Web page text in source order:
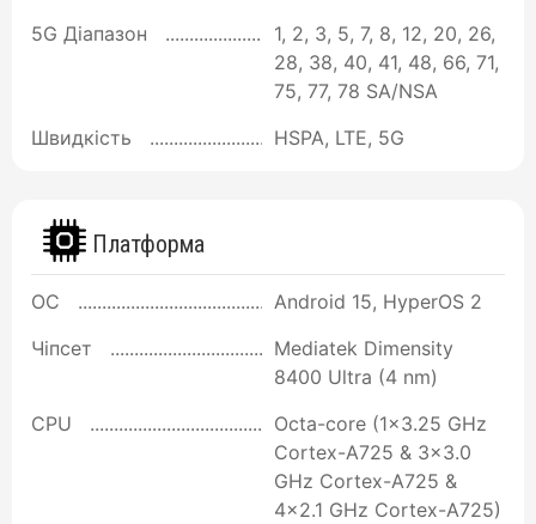
5G Діапазон
1, 2, 3, 5, 7, 8, 12, 20, 26,
28, 38, 40, 41, 48, 66, 71,
75, 77, 78 SA/NSA
Швидкість
HSPA, LTE, 5G
Платформа
ОС
Android 15, HyperOS 2
Чіпсет
Mediatek Dimensity
8400 Ultra (4 nm)
CPU
Octa-core (1x3.25 GHz
Cortex-A725 & 3x3.0
GHz Cortex-A725 &
4x2.1 GHz Cortex-A725)